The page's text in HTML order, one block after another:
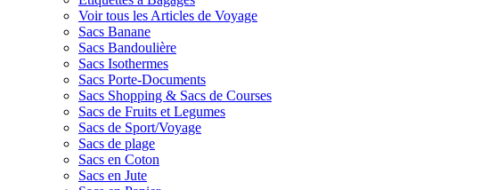
Voir tous les Articles de Voyage
Sacs Banane
Sacs Bandoulière
Sacs Isothermes
Sacs Porte-Documents
Sacs Shopping & Sacs de Courses
Sacs de Fruits et Legumes
Sacs de Sport/Voyage
Sacs de plage
Sacs en Coton
Sacs en Jute